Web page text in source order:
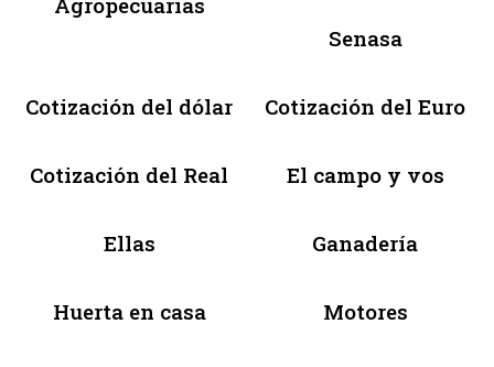
Senasa
Cotización del dólar Cotización del Euro
Cotización del Real El campo y vos
Ellas Ganadería
Huerta en casa Motores